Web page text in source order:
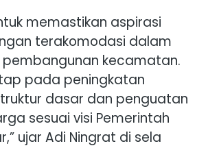
memastikan aspirasi
terakomodasi dalam
kecamatan.
pada peningkatan
dasar dan penguatan
sesuai visi Pemerintah
ujar Adi Ningrat di sela